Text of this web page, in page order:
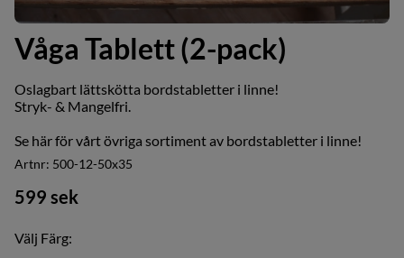
Våga Tablett (2-pack)
Oslagbart lättskötta bordstabletter i linne!
Stryk- & Mangelfri.
Se här för vårt övriga sortiment av bordstabletter i linne!
Artnr: 500-12-50x35
599 sek
Välj Färg: